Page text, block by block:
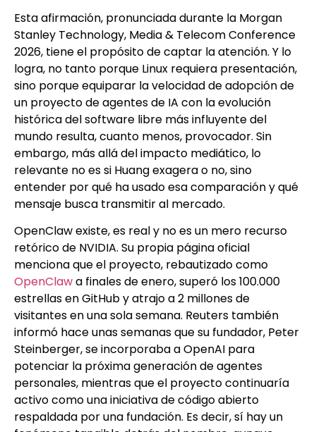
Esta afirmación, pronunciada durante la Morgan
Stanley Technology, Media & Telecom Conference
2026, tiene el propósito de captar la atención. Y lo
logra, no tanto porque Linux requiera presentación,
sino porque equiparar la velocidad de adopción de
un proyecto de agentes de IA con la evolución
histórica del software libre más influyente del
mundo resulta, cuanto menos, provocador. Sin
embargo, más allá del impacto mediático, lo
relevante no es si Huang exagera o no, sino
entender por qué ha usado esa comparación y qué
mensaje busca transmitir al mercado.
OpenClaw existe, es real y no es un mero recurso
retórico de NVIDIA. Su propia página oficial
menciona que el proyecto, rebautizado como
OpenClawa finales de enero, superó los 100.000
estrellas en GitHub y atrajo a 2 millones de
visitantes en una sola semana. Reuters también
informó hace unas semanas que su fundador, Peter
Steinberger, se incorporaba a OpenAI para
potenciar la próxima generación de agentes
personales, mientras que el proyecto continuaría
activo como una iniciativa de código abierto
respaldada por una fundación. Es decir, sí hay un